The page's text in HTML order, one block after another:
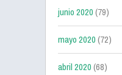
junio 2020(79)
mayo 2020(72)
abril 2020(68)